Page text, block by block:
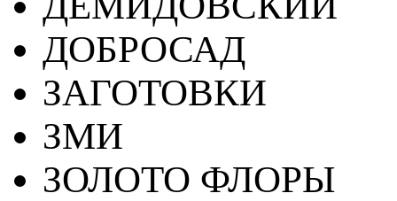
ДОБРОСАД
ЗАГОТОВКИ
ЗМИ
ЗОЛОТО ФЛОРЫ